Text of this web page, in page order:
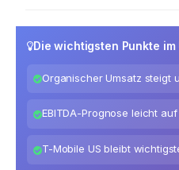
Die wichtigsten Punkte
Organischer Umsatz steigt
EBITDA-Prognose leicht
T-Mobile US bleibt